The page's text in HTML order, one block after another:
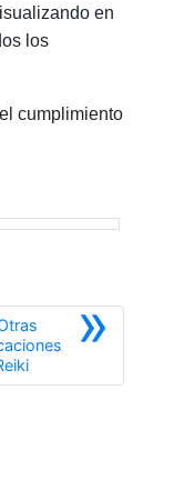
en
los
cumplimiento
»
Siguiente